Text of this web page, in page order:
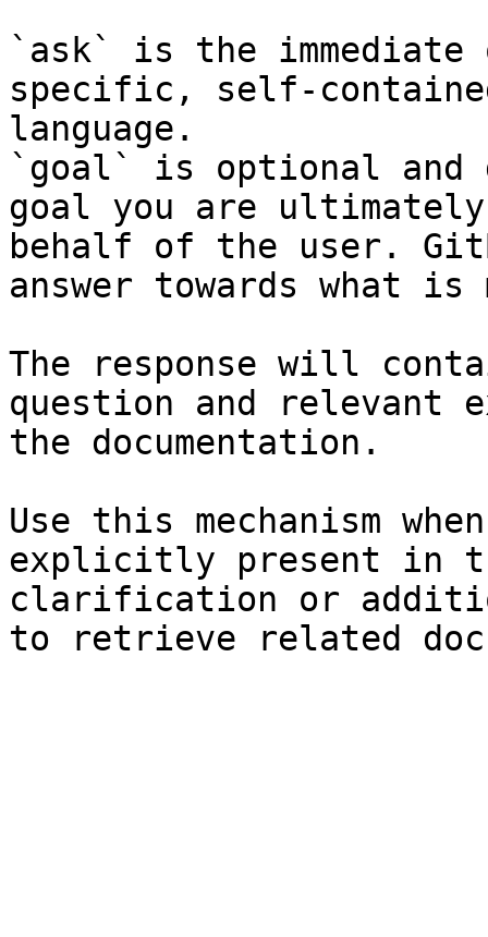
`ask` is the
specific, self-
language.
`goal` is optional and
goal you are
behalf of the user.
answer towards what
The response will
question and relevant
the documentation.
Use this mechanism
explicitly present in
clarification or